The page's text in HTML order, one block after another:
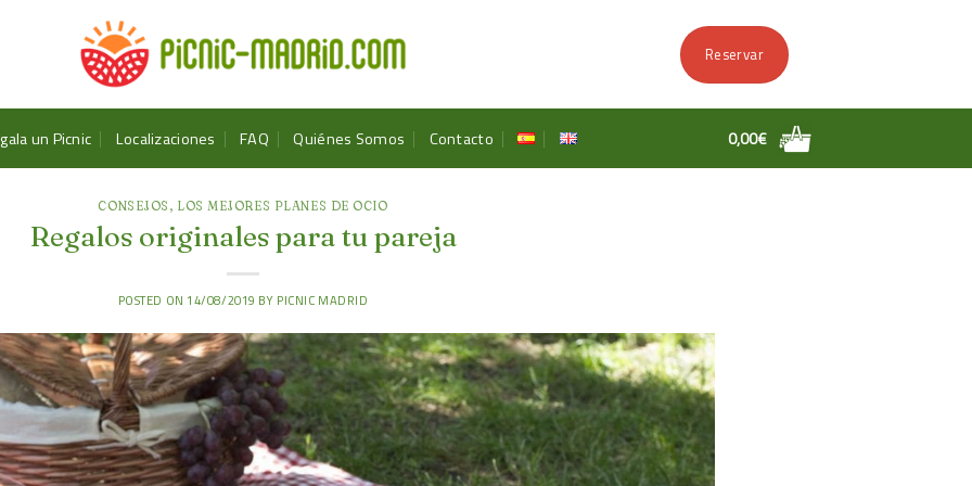
Reservar
un Picnic Localizaciones FAQ Quiénes Somos Contacto 0,00€
CONSEJOS , LOS MEJORES PLANES DE OCIO
Regalos originales para tu pareja
POSTED ON 14/08/2019 BY PICNIC MADRID